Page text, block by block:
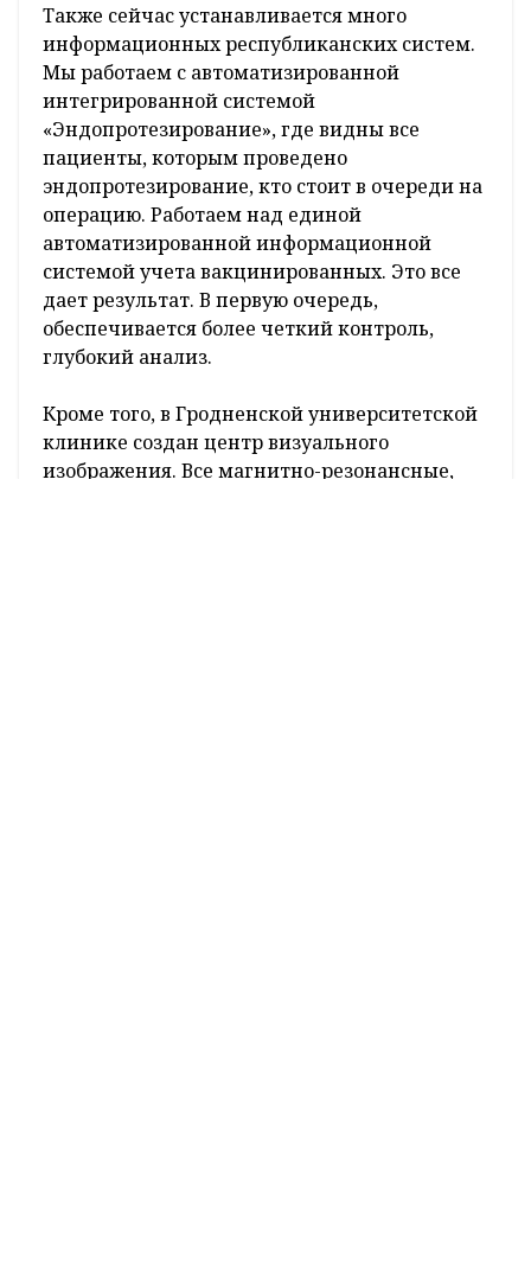
Также сейчас устанавливается много
информационных республиканских систем.
Мы работаем с автоматизированной
интегрированной системой
«Эндопротезирование», где видны все
пациенты, которым проведено
эндопротезирование, кто стоит в очереди на
операцию. Работаем над единой
автоматизированной информационной
системой учета вакцинированных. Это все
дает результат. В первую очередь,
обеспечивается более четкий контроль,
глубокий анализ.
Кроме того, в Гродненской университетской
клинике создан центр визуального
изображения. Все магнитно-резонансные,